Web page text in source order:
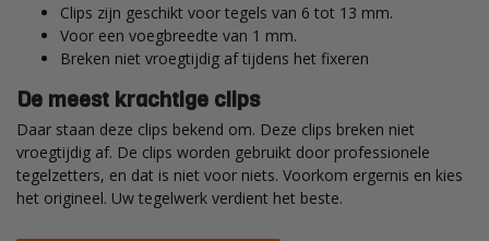
Clips zijn geschikt voor tegels van 6 tot 13 mm.
Voor een voegbreedte van 1 mm.
Breken niet vroegtijdig af tijdens het fixeren
De meest krachtige clips
Daar staan deze clips bekend om. Deze clips breken niet
vroegtijdig af. De clips worden gebruikt door professionele
tegelzetters, en dat is niet voor niets. Voorkom ergernis en kies
het origineel. Uw tegelwerk verdient het beste.